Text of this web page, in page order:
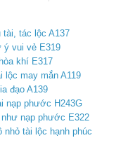
tài, tác lộc A137
ý vui vẻ E319
khí E317
lộc may mắn A119
đạo A139
nạp phước H243G
nạp phước E322
tài lộc hạnh phúc